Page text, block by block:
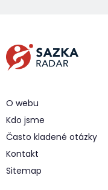
O webu
Kdo jsme
Často kladené otázky
Kontakt
Sitemap